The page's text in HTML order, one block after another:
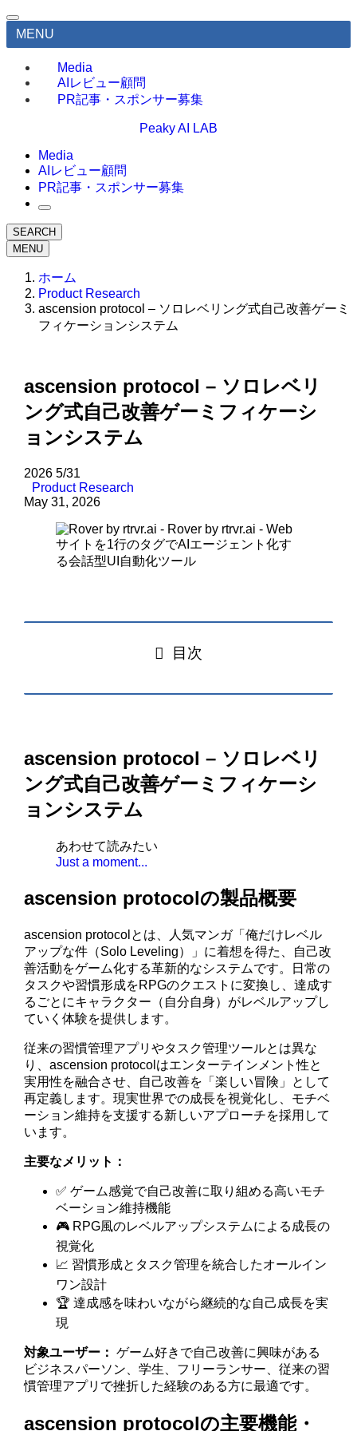
MENU
Media
AIレビュー顧問
PR記事・スポンサー募集
Peaky AI LAB
Media
AIレビュー顧問
PR記事・スポンサー募集
SEARCH
MENU
ホーム
Product Research
ascension protocol – ソロレベリング式自己改善ゲーミ
フィケーションシステム
ascension protocol – ソロレベリ
ング式自己改善ゲーミフィケーシ
ョンシステム
2026 5/31
Product Research
May 31, 2026
目次
ascension protocol – ソロレベリ
ング式自己改善ゲーミフィケーシ
ョンシステム
あわせて読みたい
Just a moment...
ascension protocolの製品概要
ascension protocolとは、人気マンガ「俺だけレベル
アップな件（Solo Leveling）」に着想を得た、自己改
善活動をゲーム化する革新的なシステムです。日常の
タスクや習慣形成をRPGのクエストに変換し、達成す
るごとにキャラクター（自分自身）がレベルアップし
ていく体験を提供します。
従来の習慣管理アプリやタスク管理ツールとは異な
り、ascension protocolはエンターテインメント性と
実用性を融合させ、自己改善を「楽しい冒険」として
再定義します。現実世界での成長を視覚化し、モチベ
ーション維持を支援する新しいアプローチを採用して
います。
主要なメリット：
✅ ゲーム感覚で自己改善に取り組める高いモチ
ベーション維持機能
🎮 RPG風のレベルアップシステムによる成長の
視覚化
📈 習慣形成とタスク管理を統合したオールイン
ワン設計
🏆 達成感を味わいながら継続的な自己成長を実
現
対象ユーザー： ゲーム好きで自己改善に興味がある
ビジネスパーソン、学生、フリーランサー、従来の習
慣管理アプリで挫折した経験のある方に最適です。
ascension protocolの主要機能・